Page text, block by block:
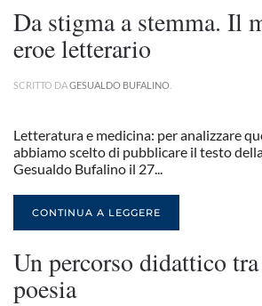
Da stigma a stemma. Il
eroe letterario
SCRITTO DAGESUALDO BUFALINO
Letteratura e medicina: per analizzare
abbiamo scelto di pubblicare il testo
Gesualdo Bufalino il 27...
CONTINUA A LEGGERE
Un percorso didattico
poesia